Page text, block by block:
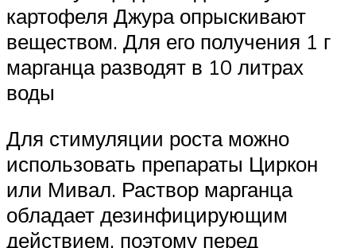
картофеля Джура опрыскивают
веществом. Для его получения 1 г
марганца разводят в 10 литрах
воды
Для стимуляции роста можно
использовать препараты Циркон
или Мивал. Раствор марганца
обладает дезинфицирующим
действием, поэтому перед